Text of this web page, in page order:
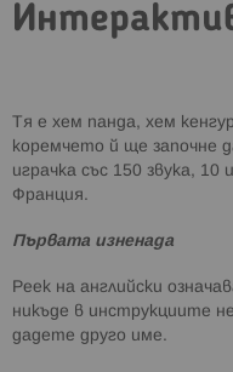
Тя е хем панда, хем
коремчето й ще започне
играчка със 150 звука,
Франция.
Първата изненада
Peek на английски
никъде в инструкциите
дадете друго име.